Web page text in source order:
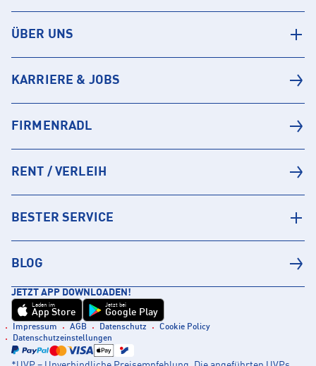
ÜBER UNS
KARRIERE & JOBS
FIRMENRADL
RENT / VERLEIH
BESTER SERVICE
BLOG
JETZT APP DOWNLOADEN!
Laden im
App Store
Jetzt bei
Google Play
Impressum AGB Datenschutz
Cookie Policy
Datenschutzeinstellungen